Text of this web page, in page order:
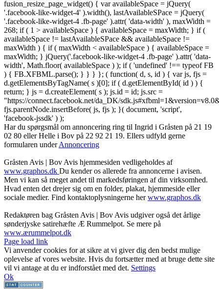
fusion_resize_page_widget() { var availableSpace = jQuery(
'.facebook-like-widget-4' ).width(), lastAvailableSPace = jQuery(
'.facebook-like-widget-4 .fb-page' ).attr( 'data-width' ), maxWidth =
268; if ( 1 > availableSpace ) { availableSpace = maxWidth; } if (
availableSpace != lastAvailableSPace && availableSpace !=
maxWidth ) { if ( maxWidth < availableSpace ) { availableSpace =
maxWidth; } jQuery('.facebook-like-widget-4 .fb-page' ).attr( 'data-
width', Math.floor( availableSpace ) ); if ( 'undefined' !== typeof FB
) { FB.XFBML.parse(); } } } }; ( function( d, s, id ) { var js, fjs =
d.getElementsByTagName( s )[0]; if ( d.getElementById( id ) ) {
return; } js = d.createElement( s ); js.id = id; js.src =
"https://connect.facebook.net/da_DK/
fjs.parentNode.insertBefore( js, fjs ); }( document, 'script',
'facebook-jssdk' ) );
Har du spørgsmål om annoncering ring til Ingrid i Gråsten på 21 19
02 80 ‬eller Helle i Bov på 22 92 21 19‬. Ellers udfyld gerne
formularen underAnnoncering
Gråsten Avis | Bov Avis hjemmesiden vedligeholdes af
www.graphos.dk Du kender os allerede fra annoncerne i avisen.
Men vi kan så meget andet til markedsføringen af din virksomhed.
Hvad enten det drejer sig om en folder, plakat, hjemmeside eller
sociale medier. Find kontaktoplysningerne herwww.graphos.dk
Redaktøren bag Gråsten Avis | Bov Avis udgiver også det årlige
sønderjyske satirehæfte Æ Rummelpot. Se mere på
www.ærummelpot.dk
Facebook
Facebook
Facebook
Facebook
Instagram
Instagram
Instagram
LinkedIn
Page load link
Vi anvender cookies for at sikre at vi giver dig den bedst mulige
oplevelse af vores website. Hvis du fortsætter med at bruge dette site
vil vi antage at du er indforstået med det. Settings
Ok
Go